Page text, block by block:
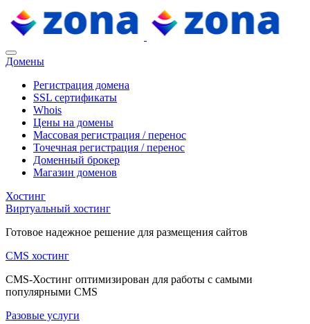
Домены
Регистрация домена
SSL сертификаты
Whois
Цены на домены
Массовая регистрация / перенос
Точечная регистрация / перенос
Доменный брокер
Магазин доменов
Хостинг
Виртуальный хостинг
Готовое надежное решение для размещения сайтов
CMS хостинг
CMS-Хостинг оптимизирован для работы с самыми
популярными CMS
Разовые услуги